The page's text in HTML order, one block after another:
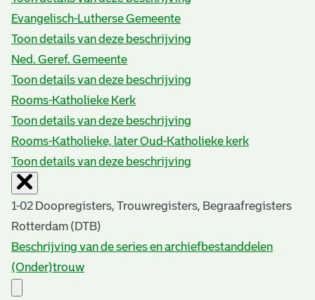
Evangelisch-Lutherse Gemeente
Toon details van deze beschrijving
Ned. Geref. Gemeente
Toon details van deze beschrijving
Rooms-Katholieke Kerk
Toon details van deze beschrijving
Rooms-Katholieke, later Oud-Katholieke kerk
Toon details van deze beschrijving
1-02 Doopregisters, Trouwregisters, Begraafregisters
Rotterdam (DTB)
Beschrijving van de series en archiefbestanddelen
(Onder)trouw